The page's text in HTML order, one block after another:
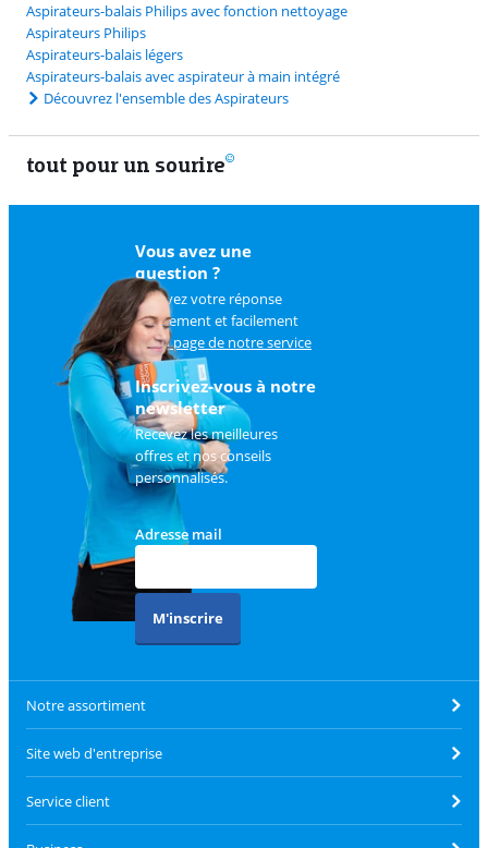
Aspirateurs-balais Philips avec fonction nettoyage
Aspirateurs Philips
Aspirateurs-balais légers
Aspirateurs-balais avec aspirateur à main intégré
Découvrez l'ensemble des Aspirateurs
tout pour un sourire
Vous avez une
question ?
Trouvez votre réponse
rapidement et facilement
surla page de notre service
client.
Inscrivez-vous à notre
newsletter
Recevez les meilleures
offres et nos conseils
personnalisés.
Adresse mail
M'inscrire
Notre assortiment
Site web d'entreprise
Service client